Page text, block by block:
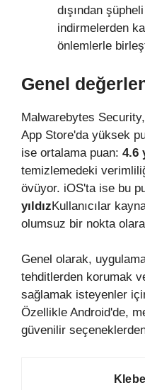
dışından
indirmelerden
önlemlerle
Genel
Malwarebytes
App Store'da yüksek
ise ortalama puan: 4.6
temizlemedeki
övüyor. iOS'ta ise bu
yıldızKullanıcılar
olumsuz bir nokta
Genel olarak,
tehditlerden korumak
sağlamak isteyenler
Özellikle Android'de,
güvenilir